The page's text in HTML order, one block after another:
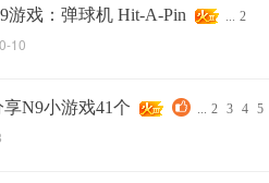
游戏：弹球机 Hit-A-Pin ... 2
10
享N9小游戏41个 ... 2 3 4 5